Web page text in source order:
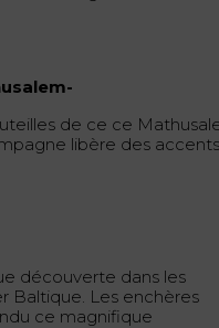
de ce ce
libère des accents
découverte dans les
Baltique. Les enchères
ce magnifique